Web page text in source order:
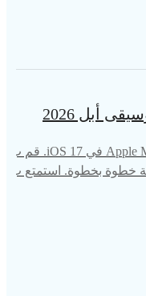
اكتشف كيفية التغلب على أخطاء Apple Music في iOS 17. قم ب
خطوة بخطوة. استمتع ب